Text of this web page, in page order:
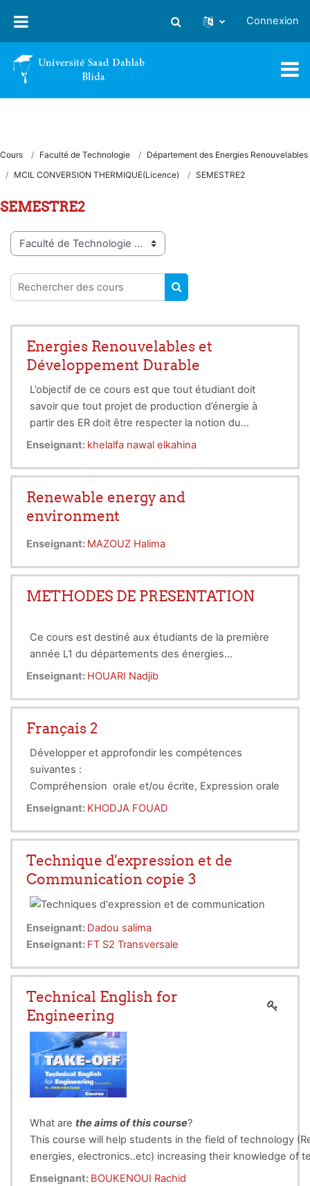
Activer/désactiver la saisie
Connexion
Cours Faculté de Technologie
Département des Energies Renouvelables
MCIL CONVERSION THERMIQUE(Licence)
SEMESTRE2
SEMESTRE2
Catégories de cours
Rechercher des cours
RECHERCHER DES
Energies Renouvelables et
Développement Durable
L’objectif de ce cours est que tout étudiant doit
savoir que tout projet de production d’énergie à
partir des ER doit être respecter la notion du
développement durable et cela pour assurer la
connaissance des enjeux mondiaux à moyen et
long terme en lien avec la contribution des énergies
renouvelables, dans le contexte global du
développement des sociétés et des problèmes
d’environnement planétaire. Il s’agit là d’apporter au
renouvelables dans les avenirs possibles des
systèmes énergétiques, de donner enfin des pistes
de réflexion et des ordres de grandeur sur les
Enseignant: khelalfa nawal elkahina
Renewable energy and
environment
Enseignant: MAZOUZ Halima
METHODES DE PRESENTATION
Ce cours est destiné aux étudiants de la première
année L1 du départements des énergies
renouvelables
Enseignant: HOUARI Nadjib
Français 2
Développer et approfondir les compétences
suivantes :
Compréhension orale et/ou écrite, Expression orale
et/ou écrite, à travers l’étude de textes.
Enseignant: KHODJA FOUAD
Technique d'expression et de
Communication copie 3
Enseignant: Dadou salima
Enseignant: FT S2 Transversale
Technical English for
Engineering
What are the aims of this course?
This course will help students in the field of technology
energies, electronics..etc) increasing their knowledge of
English and develop their vocabulary. It covers the core
Enseignant: BOUKENOUI Rachid